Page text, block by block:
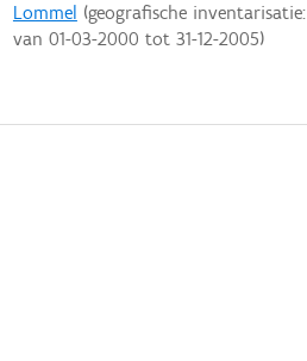
Lommel (geografische inventarisatie:
van 01-03-2000 tot 31-12-2005)